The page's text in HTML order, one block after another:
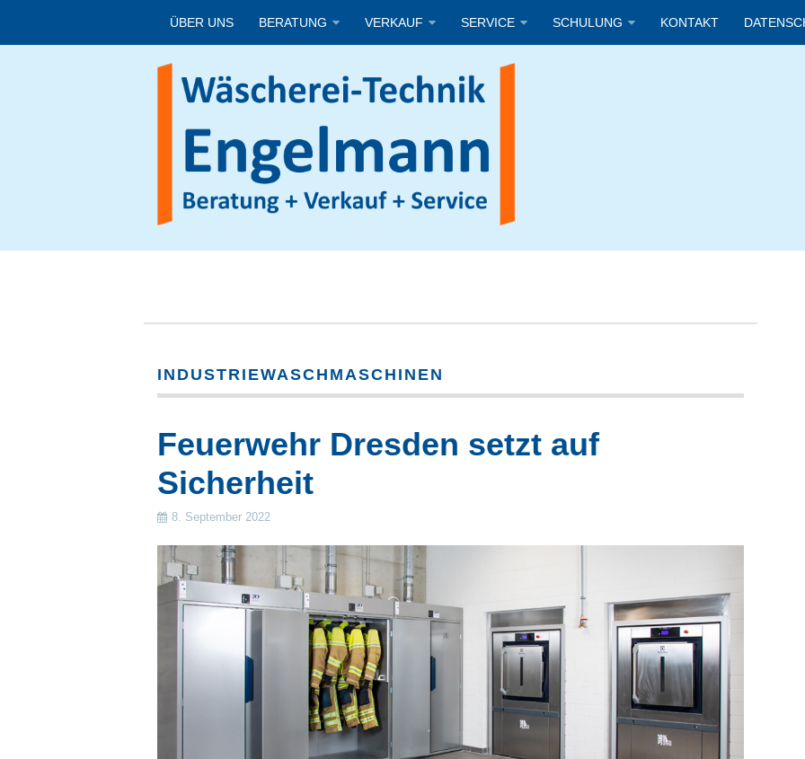
ÜBER UNS BERATUNG VERKAUF SERVICE SCHULUNG KONTAKT
INDUSTRIEWASCHMASCHINEN
Feuerwehr Dresden setzt auf
Sicherheit
8. September 2022